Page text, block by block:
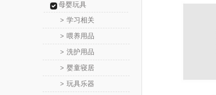
母婴玩具
> 学习相关
> 喂养用品
> 洗护用品
> 婴童寝居
> 玩具乐器